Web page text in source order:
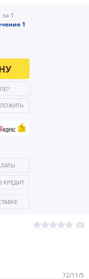
(0)
за 1
1
72/11/5